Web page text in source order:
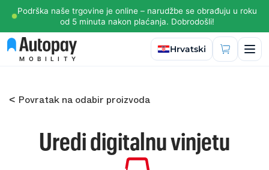
Podrška naše trgovine je online – narudžbe se obrađuju u roku
od 5 minuta nakon plaćanja. Dobrodošli!
MOBILITY
Odaberite jezik
Hrvatski
< Povratak na odabir proizvoda
Uredi digitalnu vinjetu